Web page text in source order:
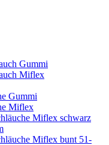
Gummi
Miflex
Gummi
Miflex
Miflex schwarz
Miflex bunt 51-